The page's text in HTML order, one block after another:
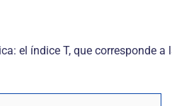
el índice T, que corresponde